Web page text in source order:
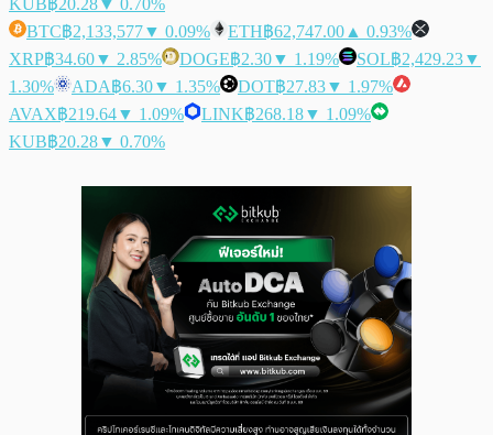
BTC฿2,133,577▼ 0.09% ETH฿62,747.00 ▲ 0.93%
XRP฿34.60▼ 2.85% DOGE฿2.30▼ 1.19% SOL฿2,429.23▼
1.30%
ADA฿6.30▼ 1.35% DOT฿27.83▼ 1.97%
AVAX฿219.64▼ 1.09% LINK฿268.18▼ 1.09%
KUB฿20.28▼ 0.70%